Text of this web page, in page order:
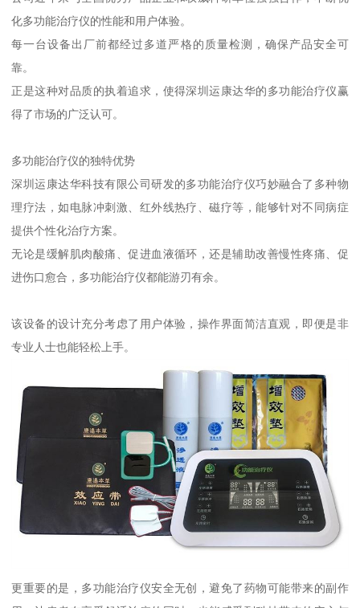
化多功能治疗仪的性能和用户体验。
每一台设备出厂前都经过多道严格的质量检测，确保产品安全可
靠。
正是这种对品质的执着追求，使得深圳运康达华的多功能治疗仪赢
得了市场的广泛认可。
多功能治疗仪的独特优势
深圳运康达华科技有限公司研发的多功能治疗仪巧妙融合了多种物
理疗法，如电脉冲刺激、红外线热疗、磁疗等，能够针对不同病症
提供个性化治疗方案。
无论是缓解肌肉酸痛、促进血液循环，还是辅助改善慢性疼痛、促
进伤口愈合，多功能治疗仪都能游刃有余。
该设备的设计充分考虑了用户体验，操作界面简洁直观，即便是非
专业人士也能轻松上手。
更重要的是，多功能治疗仪安全无创，避免了药物可能带来的副作